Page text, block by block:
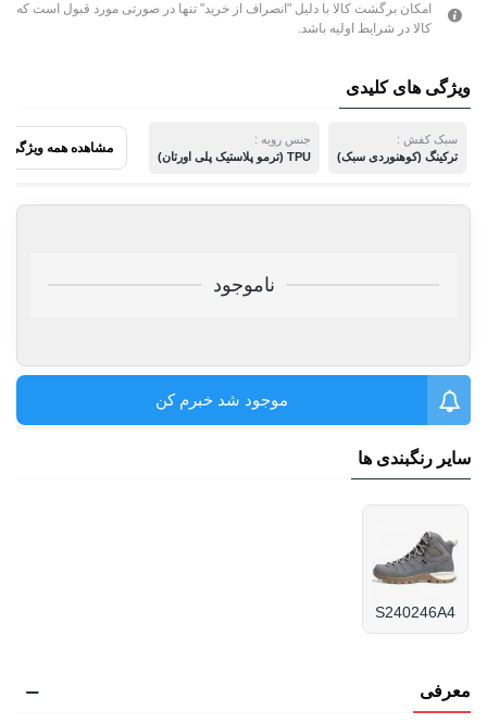
امکان برگشت کالا با دلیل "انصراف از خرید" تنها در صورتی مورد قبول است که
کالا در شرایط اولیه باشد.
ویژگی های کلیدی
سبک کفش :
ترکینگ (کوهنوردی سبک)
جنس رویه :
TPU (ترمو پلاستیک پلی اورتان)
مشاهده همه ویژگی
ناموجود
موجود شد خبرم کن
سایر رنگبندی ها
S240246A4
معرفی